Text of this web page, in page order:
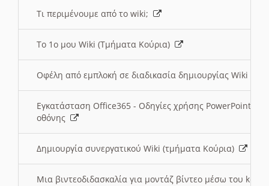
Τι περιμένουμε από το wiki;
Το 1ο μου Wiki (Τμήματα Κούρια)
Οφέλη από εμπλοκή σε διαδικασία δημιουργίας Wiki
Εγκατάσταση Office365 - Οδηγίες χρήσης PowerPoint
οθόνης
Δημιουργία συνεργατικού Wiki (τμήματα Κούρια)
Μια βιντεοδιδασκαλία για μοντάζ βίντεο μέσω του